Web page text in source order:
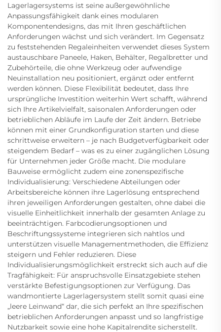
Lagerlagersystems ist seine außergewöhnliche
Anpassungsfähigkeit dank eines modularen
Komponentendesigns, das mit Ihren geschäftlichen
Anforderungen wächst und sich verändert. Im Gegensatz
zu feststehenden Regaleinheiten verwendet dieses System
austauschbare Paneele, Haken, Behälter, Regalbretter und
Zubehörteile, die ohne Werkzeug oder aufwendige
Neuinstallation neu positioniert, ergänzt oder entfernt
werden können. Diese Flexibilität bedeutet, dass Ihre
ursprüngliche Investition weiterhin Wert schafft, während
sich Ihre Artikelvielfalt, saisonalen Anforderungen oder
betrieblichen Abläufe im Laufe der Zeit ändern. Betriebe
können mit einer Grundkonfiguration starten und diese
schrittweise erweitern – je nach Budgetverfügbarkeit oder
steigendem Bedarf – was es zu einer zugänglichen Lösung
für Unternehmen jeder Größe macht. Die modulare
Bauweise ermöglicht zudem eine zonenspezifische
Individualisierung: Verschiedene Abteilungen oder
Arbeitsbereiche können ihre Lagerlösung entsprechend
ihren jeweiligen Anforderungen gestalten, ohne dabei die
visuelle Einheitlichkeit innerhalb der gesamten Anlage zu
beeinträchtigen. Farbcodierungsoptionen und
Beschriftungssysteme integrieren sich nahtlos und
unterstützen visuelle Managementmethoden, die Effizienz
steigern und Fehler reduzieren. Diese
Individualisierungsmöglichkeit erstreckt sich auch auf die
Tragfähigkeit: Für anspruchsvolle Einsatzgebiete stehen
verstärkte Befestigungsoptionen zur Verfügung. Das
wandmontierte Lagerlagersystem stellt somit quasi eine
„leere Leinwand“ dar, die sich perfekt an Ihre spezifischen
betrieblichen Anforderungen anpasst und so langfristige
Nutzbarkeit sowie eine hohe Kapitalrendite sicherstellt.